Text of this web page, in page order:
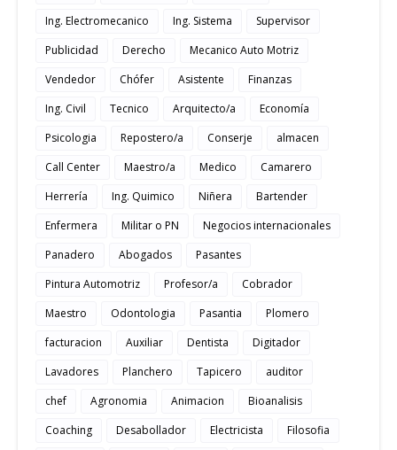
Ing. Electromecanico
Ing. Sistema
Supervisor
Publicidad
Derecho
Mecanico Auto Motriz
Vendedor
Chófer Asistente
Finanzas
Ing. Civil
Tecnico Arquitecto/a
Economía
Psicologia
Repostero/a Conserje
almacen
Call Center
Maestro/a Medico
Camarero
Herrería
Ing. Quimico Niñera
Bartender
Enfermera
Militar o PN
Negocios internacionales
Panadero
Abogados
Pasantes
Pintura Automotriz
Profesor/a
Cobrador
Maestro
Odontologia Pasantia
Plomero
facturacion
Auxiliar Dentista
Digitador
Lavadores
Planchero Tapicero
auditor
chef
Agronomia Animacion
Bioanalisis
Coaching
Desabollador Electricista
Filosofia